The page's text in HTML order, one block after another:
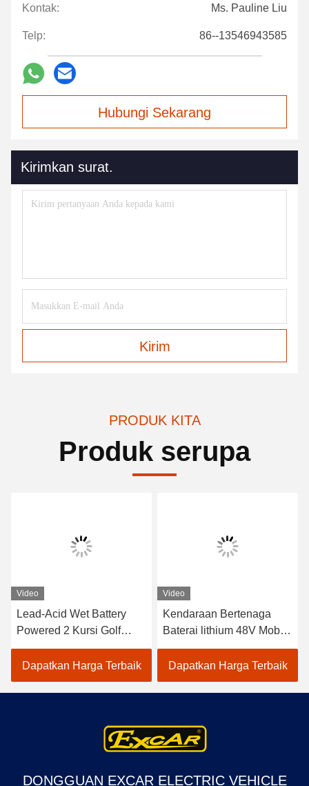
Kontak: Ms. Pauline Liu
Telp: 86--13546943585
Hubungi Sekarang
Kirimkan surat.
Kirim
PRODUK KITA
Produk serupa
Video
Lead-Acid Wet Battery
Powered 2 Kursi Golf
Carts / Electric Buggy Car
Golf
Dapatkan Harga Terbaik
Video
Kendaraan Bertenaga
Baterai lithium 48V Mobil
Golf Listrik EXCAR
A1S6+2 Putih
Dapatkan Harga Terbaik
DONGGUAN EXCAR ELECTRIC VEHICLE